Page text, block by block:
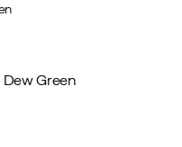
Green